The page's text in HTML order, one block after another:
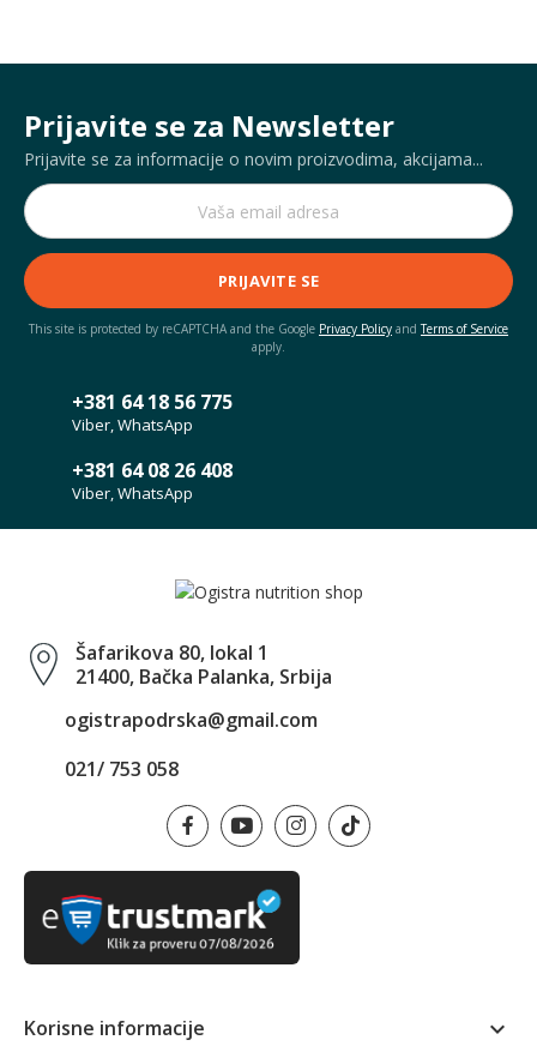
Prijavite se za Newsletter
Prijavite se za informacije o novim proizvodima, akcijama...
PRIJAVITE SE
This site is protected by reCAPTCHA and the Google Privacy Policy andTerms of Service
apply.
+381 64 18 56 775
Viber, WhatsApp
+381 64 08 26 408
Viber, WhatsApp
Šafarikova 80, lokal 1
21400, Bačka Palanka, Srbija
ogistrapodrska@gmail.com
021/ 753 058
Korisne informacije 